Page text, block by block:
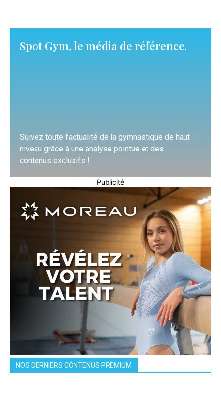
Spot Gym, le média de référence.
Suivez toute l’actualité de la gymnastique de haut
niveau grâce à une analyse pointue et des
contenus exclusifs !
En savoir plus
Publicité
NOS DERNIERS CONTENUS PREMIUM